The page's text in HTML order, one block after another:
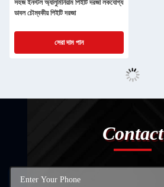
সহজ ইনস্টল অ্যালুমিনিয়াম পিইটি দরজা লকযোগ্য
ডাবল চৌম্বকীয় পিইটি দরজা
সেরা দাম পান
Contact